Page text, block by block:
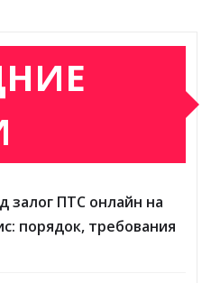
ПТС онлайн на
порядок, требования